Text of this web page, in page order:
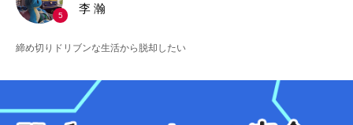
5
李 瀚
締め切りドリブンな生活から脱却したい